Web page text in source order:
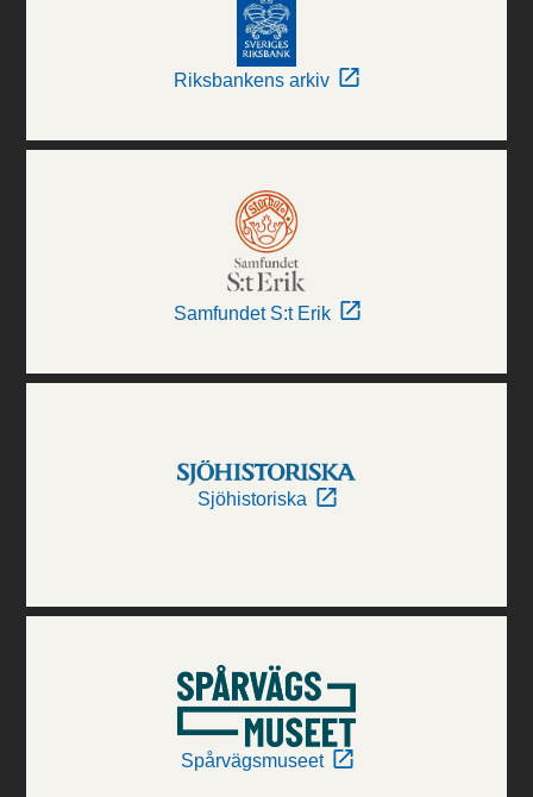
Riksbankens arkiv
Samfundet S:t Erik
Sjöhistoriska
Spårvägsmuseet